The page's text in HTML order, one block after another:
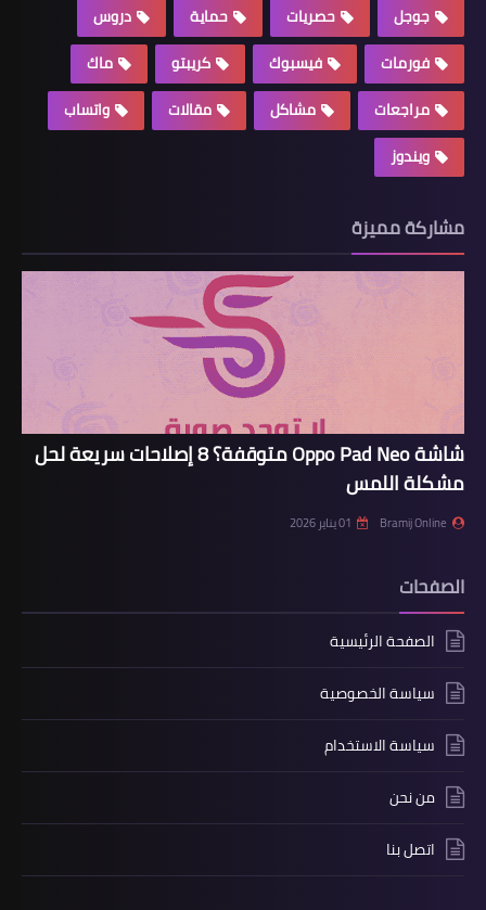
جوجل
حصريات حماية
دروس
فورمات
فيسبوك كريبتو
ماك
مراجعات
مشاكل مقالات
واتساب
ويندوز
مشاركة مميزة
شاشة Oppo Pad Neo متوقفة؟ 8 إصلاحات سريعة لحل
مشكلة اللمس
Bramij Online 01 يناير 2026
الصفحات
الصفحة الرئيسية
سياسة الخصوصية
سياسة الاستخدام
من نحن
اتصل بنا